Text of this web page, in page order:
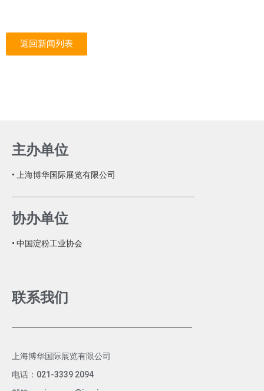
返回新闻列表
主办单位
• 上海博华国际展览有限公司
协办单位
• 中国淀粉工业协会
联系我们
上海博华国际展览有限公司
电话：021-3339 2094